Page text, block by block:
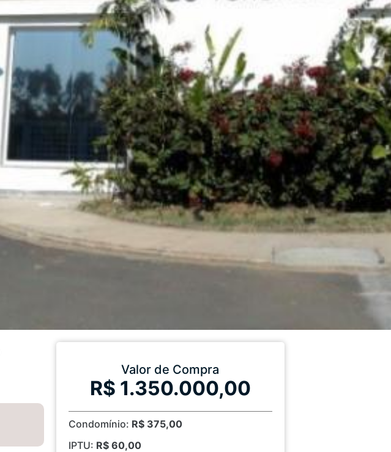
Valor de Compra
R$ 1.350.000,00
Condomínio: R$ 375,00
IPTU: R$ 60,00